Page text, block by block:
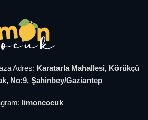
Adres: Karatarla Mahallesi, Körükçü
No:9, Şahinbey/Gaziantep
limoncocuk